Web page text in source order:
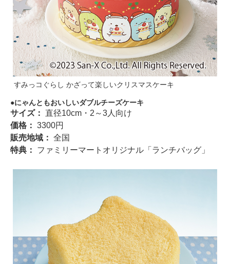
すみっコぐらし かざって楽しいクリスマスケーキ
にゃんともおいしいダブルチーズケーキ
サイズ： 直径10cm・2～3人向け
価格： 3300円
販売地域： 全国
特典： ファミリーマートオリジナル「ランチバッグ」